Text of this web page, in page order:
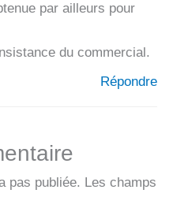
par ailleurs pour
du commercial.
Répondre
pas publiée. Les champs